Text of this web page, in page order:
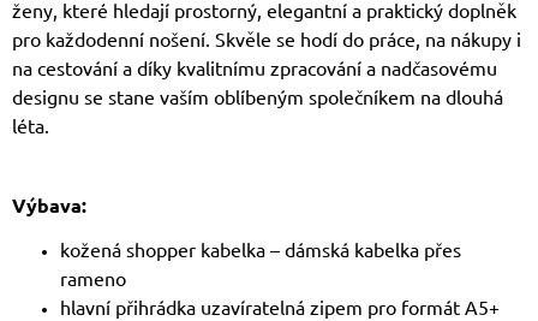
ženy, které hledají prostorný, elegantní a praktický doplněk
pro každodenní nošení. Skvěle se hodí do práce, na nákupy i
na cestování a díky kvalitnímu zpracování a nadčasovému
designu se stane vaším oblíbeným společníkem na dlouhá
léta.
Výbava:
kožená shopper kabelka – dámská kabelka přes
rameno
hlavní přihrádka uzavíratelná zipem pro formát A5+